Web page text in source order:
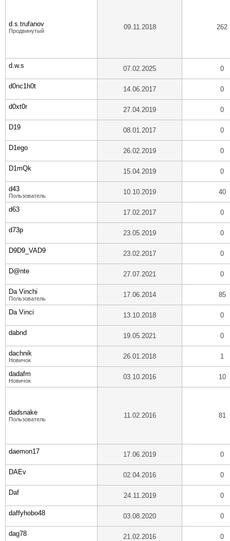
d.s.trufanov
Продвинутый 09.11.2018 262
d.w.s 07.02.2025 0
d0nc1h0t 14.06.2017 0
d0xt0r 27.04.2019 0
D19 08.01.2017 0
D1ego 26.02.2019 0
D1mQk 15.04.2019 0
d43
Пользователь 10.10.2019 40
d63 17.02.2017 0
d73p 23.05.2019 0
D9D9_VAD9 23.02.2017 0
D@nte 27.07.2021 0
Da Vinchi
Пользователь 17.06.2014 85
Da Vinci 13.10.2018 0
dabnd 19.05.2021 0
dachnik
Новичок 26.01.2018 1
dadafm
Новичок 03.10.2016 10
dadsnake
Пользователь 11.02.2016 81
daemon17 17.06.2019 0
DAEv 02.04.2016 0
Daf 24.11.2019 0
daffyhobo48 03.08.2020 0
dag78 21.02.2016 0